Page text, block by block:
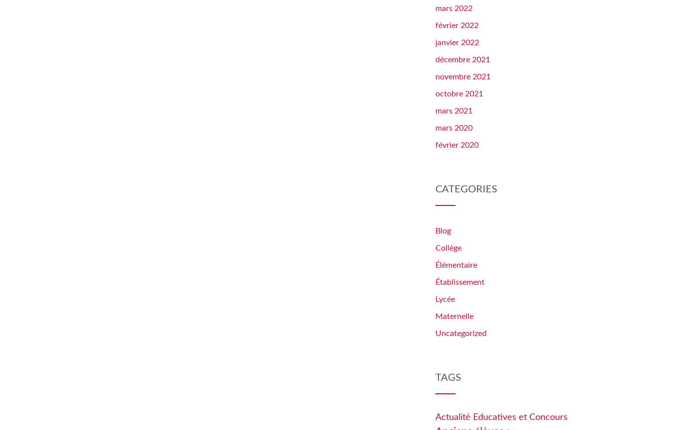
mars 2022
février 2022
janvier 2022
décembre 2021
novembre 2021
octobre 2021
mars 2021
mars 2020
février 2020
CATEGORIES
Blog
Collège
Élémentaire
Établissement
Lycée
Maternelle
Uncategorized
TAGS
Actualité Educatives et Concours